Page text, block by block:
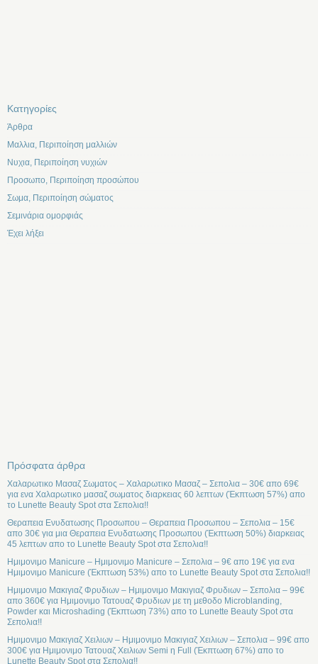
Kατηγορίες
Άρθρα
Μαλλια, Περιποίηση μαλλιών
Νυχια, Περιποίηση νυχιών
Προσωπο, Περιποίηση προσώπου
Σωμα, Περιποίηση σώματος
Σεμινάρια ομορφιάς
Έχει λήξει
Πρόσφατα άρθρα
Χαλαρωτικο Μασαζ Σωματος – Χαλαρωτικο Μασαζ – Σεπολια – 30€ απο 69€
για ενα Χαλαρωτικο μασαζ σωματος διαρκειας 60 λεπτων (Έκπτωση 57%) απο
το Lunette Beauty Spot στα Σεπολια!!
Θεραπεια Ενυδατωσης Προσωπου – Θεραπεια Προσωπου – Σεπολια – 15€
απο 30€ για μια Θεραπεια Ενυδατωσης Προσωπου (Έκπτωση 50%) διαρκειας
45 λεπτων απο το Lunette Beauty Spot στα Σεπολια!!
Ημιμονιμο Manicure – Ημιμονιμο Manicure – Σεπολια – 9€ απο 19€ για ενα
Ημιμονιμο Manicure (Έκπτωση 53%) απο το Lunette Beauty Spot στα Σεπολια!!
Ημιμονιμο Μακιγιαζ Φρυδιων – Ημιμονιμο Μακιγιαζ Φρυδιων – Σεπολια – 99€
απο 360€ για Ημιμονιμο Τατουαζ Φρυδιων με τη μεθοδο Microblanding,
Powder και Microshading (Έκπτωση 73%) απο το Lunette Beauty Spot στα
Σεπολια!!
Ημιμονιμο Μακιγιαζ Χειλιων – Ημιμονιμο Μακιγιαζ Χειλιων – Σεπολια – 99€ απο
300€ για Ημιμονιμο Τατουαζ Χειλιων Semi η Full (Έκπτωση 67%) απο το
Lunette Beauty Spot στα Σεπολια!!